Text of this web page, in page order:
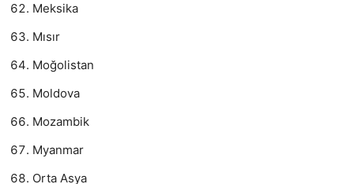
Meksika
Mısır
Moğolistan
Moldova
Mozambik
Myanmar
Orta Asya